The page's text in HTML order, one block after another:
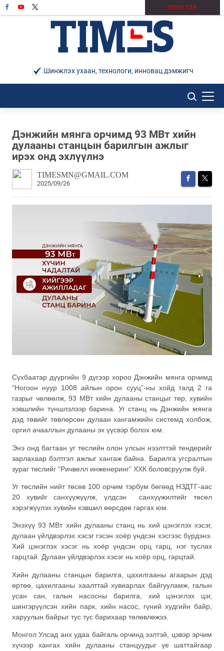
Шинжлэх ухаан, технологи, инновац дэмжигч
Дэнжийн мянга орчимд 93 МВт хийн
дулааны станцын барилгын ажлыг
ирэх онд эхлүүлнэ
TIMESMN@GMAIL.COM
2025/09/26
Сүхбаатар дүүргийн 9 дүгээр хороо Дэнжийн мянга орчимд
“Ногоон нуур 1008 айлын орон сууц”-ны хойд талд 2 га
газрыг чөлөөлж, 93 МВт хийн дулааны станцыг төр, хувийн
хэвшлийн түншлэлээр барина. Уг станц нь Дэнжийн мянга
дэд төвийг төвлөрсөн дулаан хангамжийн системд холбож,
оргил ачааллын дулааны эх үүсвэр болох юм.
Энэ онд багтаан уг төслийн олон улсын нээлттэй тендерийг
зарлахаар бэлтгэл ажлыг хангаж байна. Барилга угсралтын
зураг төслийг “Ричвелл инженеринг” ХХК боловсруулж буй.
Уг төслийн нийт төсөв 100 орчим тэрбум бөгөөд НЗДТГ-аас
20 хувийг санхүүжүүлж, үлдсэн санхүүжилтийг төсөл
хэрэгжүүлэх хувийн хэвшил өөрсдөө гаргах юм.
Энэхүү 93 МВт хийн дулааны станц нь хий цэнэглэх хэсэг,
дулаан үйлдвэрлэх хэсэг гэсэн хоёр үндсэн хэсгээс бүрдэнэ.
Хий цэнэглэх хэсэг нь хоёр үндсэн орц гарц, нэг туслах
гарцтай. Дулаан үйлдвэрлэх хэсэг нь хоёр орц, гарцтай.
Хийн дулааны станцын барилга, цахилгааны агаарын дэд
өртөө, цахилгааны хаалттай хувиарлах байгууламж, галын
усан сан, галын насосны барилга, хий цэнэглэх цэг,
шингэрүүлсэн хийн парк, хийн насос, гүний худгийн байр,
харуулын байрыг тус тус барихаар төлөвлөжээ.
Монгол Улсад анх удаа байгаль орчинд ээлтэй, цэвэр эрчим
хүчээр хангах хийн дулааны станцуудыг үе шаттайгаар